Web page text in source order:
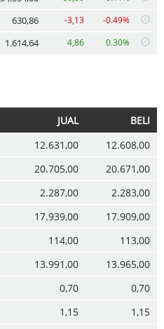
630,86 -3,13 -0.49%
1.614,64 4,86 0.30%
JUAL
BELI
12.631,00
12.608,00
20.705,00
20.671,00
2.287,00
2.283,00
17.939,00
17.909,00
114,00
113,00
13.991,00
13.965,00
0,70
0,70
1,15
1,15